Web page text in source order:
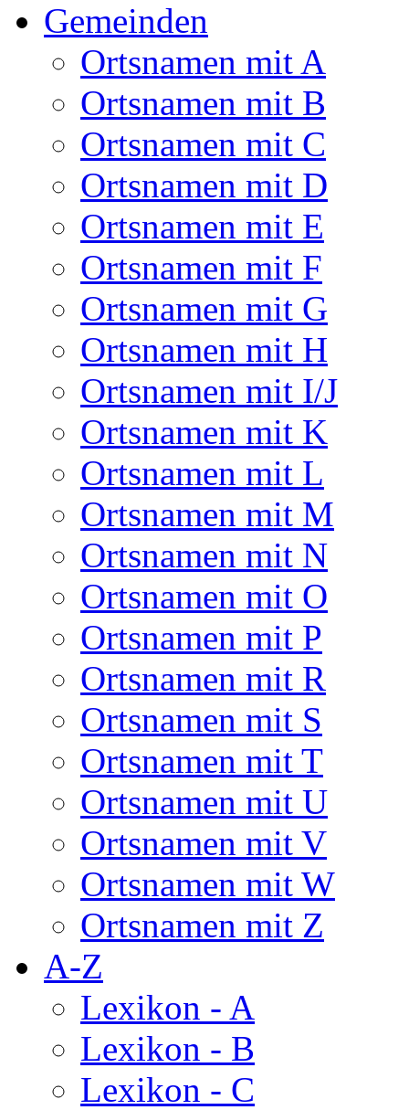
Gemeinden
Ortsnamen mit A
Ortsnamen mit B
Ortsnamen mit C
Ortsnamen mit D
Ortsnamen mit E
Ortsnamen mit F
Ortsnamen mit G
Ortsnamen mit H
Ortsnamen mit I/J
Ortsnamen mit K
Ortsnamen mit L
Ortsnamen mit M
Ortsnamen mit N
Ortsnamen mit O
Ortsnamen mit P
Ortsnamen mit R
Ortsnamen mit S
Ortsnamen mit T
Ortsnamen mit U
Ortsnamen mit V
Ortsnamen mit W
Ortsnamen mit Z
A-Z
Lexikon - A
Lexikon - B
Lexikon - C